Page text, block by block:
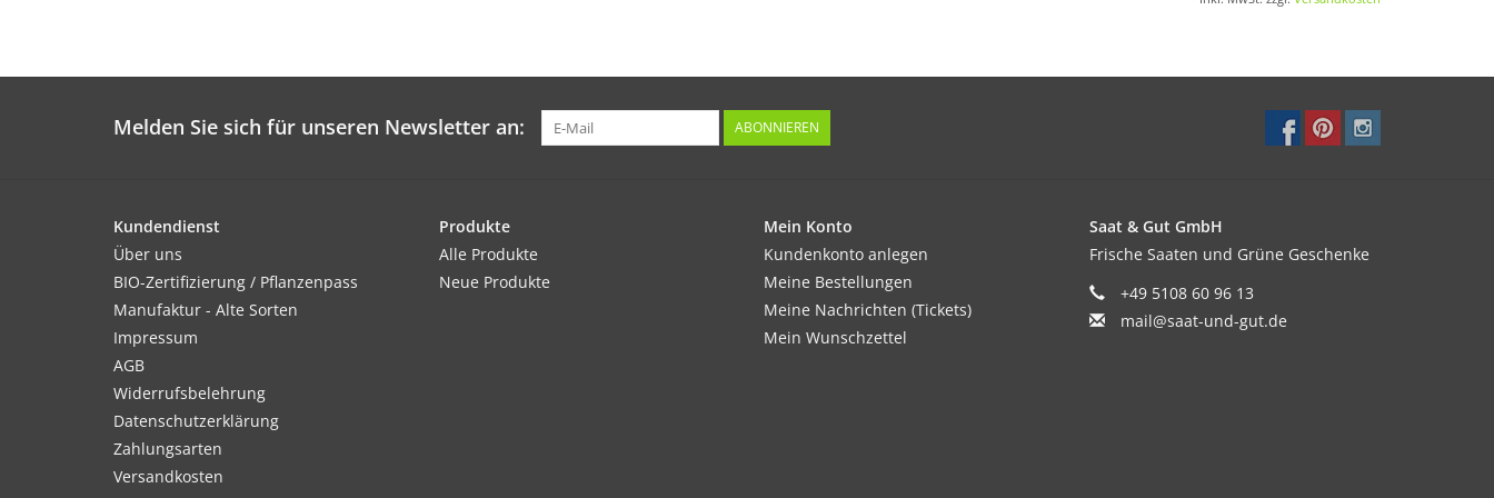
Tipp:
Vor jedem Gießen den Boden immer erst nahezu austrocknen lassen. Schweren Böden Sand
Melden Sie sich für unseren Newsletter an: ABONNIEREN
Kundendienst
Über uns
BIO-Zertifizierung / Pflanzenpass
Manufaktur - Alte Sorten
Impressum
AGB
Widerrufsbelehrung
Datenschutzerklärung
Zahlungsarten
Versandkosten
Produkte
Alle Produkte
Neue Produkte
Mein Konto
Kundenkonto anlegen
Meine Bestellungen
Meine Nachrichten (Tickets)
Mein Wunschzettel
Saat & Gut GmbH
Frische Saaten und Grüne Geschenke
+49 5108 60 96 13
mail@saat-und-gut.de